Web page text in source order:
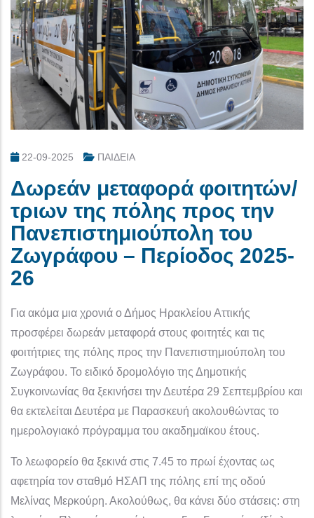
22-09-2025 ΠΑΙΔΕΙΑ
Δωρεάν μεταφορά φοιτητών/
τριων της πόλης προς την
Πανεπιστημιούπολη του
Ζωγράφου – Περίοδος 2025-
26
Για ακόμα μια χρονιά ο Δήμος Ηρακλείου Αττικής
προσφέρει δωρεάν μεταφορά στους φοιτητές και τις
φοιτήτριες της πόλης προς την Πανεπιστημιούπολη του
Ζωγράφου. Το ειδικό δρομολόγιο της Δημοτικής
Συγκοινωνίας θα ξεκινήσει την Δευτέρα 29 Σεπτεμβρίου και
θα εκτελείται Δευτέρα με Παρασκευή ακολουθώντας το
ημερολογιακό πρόγραμμα του ακαδημαϊκου έτους.
Το λεωφορείο θα ξεκινά στις 7.45 το πρωί έχοντας ως
αφετηρία τον σταθμό ΗΣΑΠ της πόλης επί της οδού
Μελίνας Μερκούρη. Ακολούθως, θα κάνει δύο στάσεις: στη